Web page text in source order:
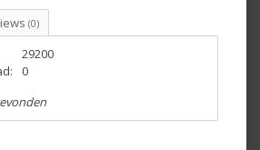
(0)
29200
0